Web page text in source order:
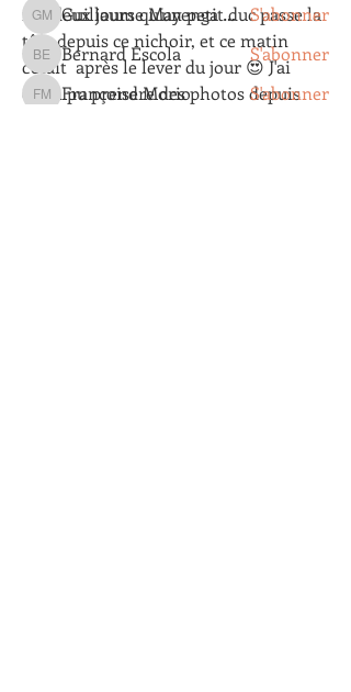
fait deux jours qu'un petit duc passe la
tête depuis ce nichoir, et ce matin
c'était  après le lever du jour 😍 J'ai
enfin pu prendre des photos depuis
Guillaume Mayenga Mankezi Guillaume Mayenga Mankezi S'abonner
Bernard Escola
Bernard Escola S'abonner
Françoise Morio
Françoise Morio S'abonner